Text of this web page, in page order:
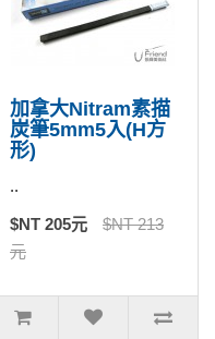
加拿大Nitram素描
炭筆5mm5入(H方
形)
..
$NT 205元
$NT 213
元